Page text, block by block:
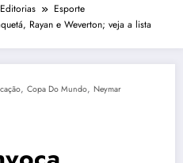
Editorias
Esporte
Rayan e Weverton; veja a lista
, Copa Do Mundo, Neymar